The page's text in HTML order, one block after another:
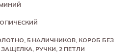
5 НАЛИЧНИКОВ, КОРОБ БЕЗ
РУЧКИ, 2 ПЕТЛИ